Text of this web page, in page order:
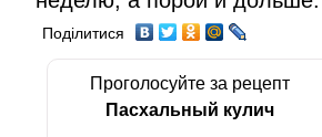
Поділитися
Проголосуйте за рецепт
Пасхальный кулич